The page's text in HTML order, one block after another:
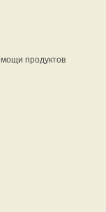
продуктов